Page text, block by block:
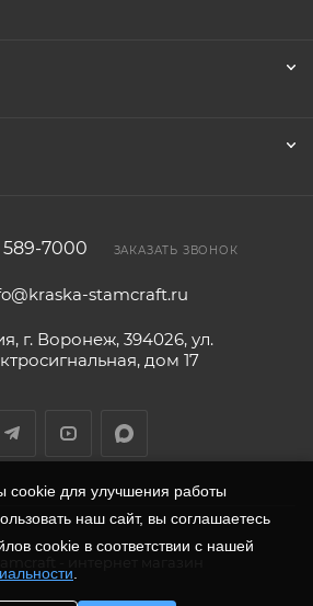
589-7000 ЗАКАЗАТЬ ЗВОНОК
stamcraft.ru
г. Воронеж, 394026, ул.
дом 17
для улучшения работы
наш сайт, вы соглашаетесь
cookie в соответствии с нашей